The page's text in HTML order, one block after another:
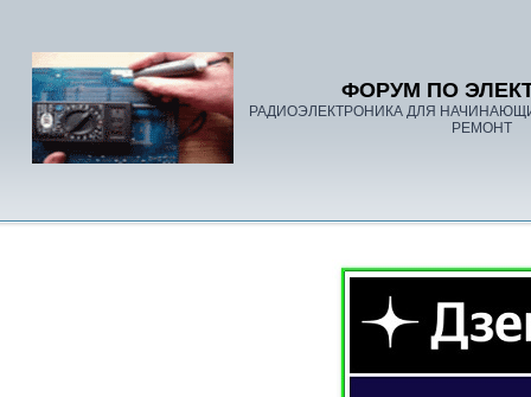
ФОРУМ ПО
РАДИОЭЛЕКТРОНИКА ДЛЯ
РЕМОНТ